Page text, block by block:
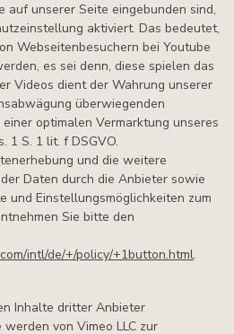
auf unserer Seite eingebunden sind,
aktiviert. Das bedeutet,
Webseitenbesuchern bei Youtube
es sei denn, diese spielen das
Videos dient der Wahrung unserer
überwiegenden
optimalen Vermarktung unseres
1 S. 1 lit. f DSGVO.
und die weitere
Daten durch die Anbieter sowie
und Einstellungsmöglichkeiten zum
Sie bitte den
intl/de/+/policy/+1button.html.
Inhalte dritter Anbieter
von Vimeo LLC zur